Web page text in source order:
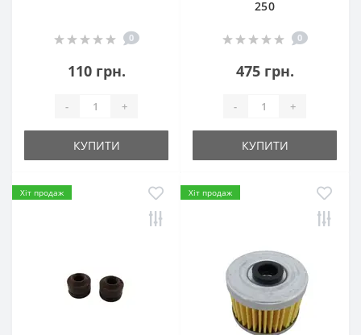
0
110 грн.
- +
КУПИТИ
250
0
475 грн.
- +
КУПИТИ
Хіт продаж Хіт продаж